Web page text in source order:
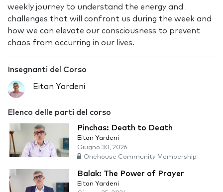
weekly journey to understand the energy and
challenges that will confront us during the week and
how we can elevate our consciousness to prevent
chaos from occurring in our lives.
Insegnanti del Corso
Eitan Yardeni
Elenco delle parti del corso
Pinchas: Death to Death
Eitan Yardeni
Giugno 30, 2026
Onehouse Community Membership
Balak: The Power of Prayer
Eitan Yardeni